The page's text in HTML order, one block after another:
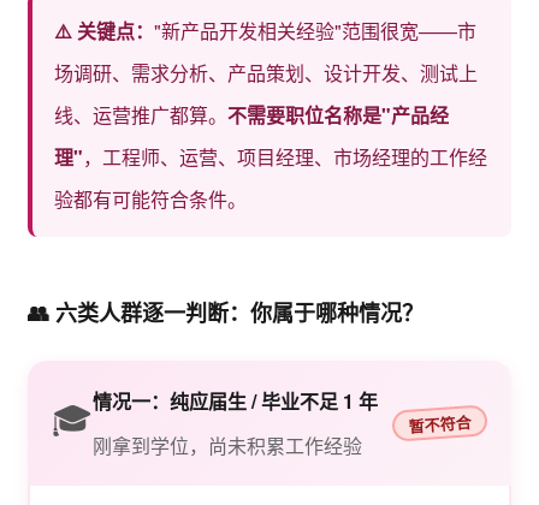
⚠️ 关键点： "新产品开发相关经验"范围很宽——市
场调研、需求分析、产品策划、设计开发、测试上
线、运营推广都算。 不需要职位名称是"产品经
理"，工程师、运营、项目经理、市场经理的工作经
验都有可能符合条件。
👥 六类人群逐一判断：你属于哪种情况？
🎓情况一：纯应届生 / 毕业不足 1 年
刚拿到学位，尚未积累工作经验
暂不符合